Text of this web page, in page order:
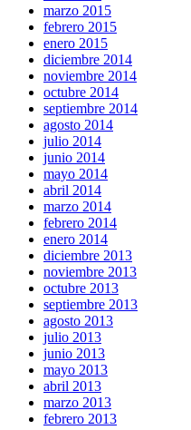
marzo 2015
febrero 2015
enero 2015
diciembre 2014
noviembre 2014
octubre 2014
septiembre 2014
agosto 2014
julio 2014
junio 2014
mayo 2014
abril 2014
marzo 2014
febrero 2014
enero 2014
diciembre 2013
noviembre 2013
octubre 2013
septiembre 2013
agosto 2013
julio 2013
junio 2013
mayo 2013
abril 2013
marzo 2013
febrero 2013